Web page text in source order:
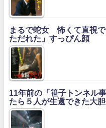
まるで蛇女 怖くて直視で
ただれた」すっぴん顔
11年前の「笹子トンネル
たら５人が生還できた大